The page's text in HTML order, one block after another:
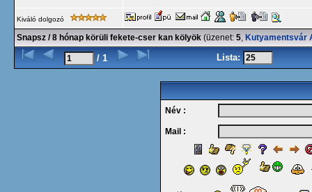
Kiváló dolgozó
Snapsz / 8 hónap körüli fekete-cser kan kölyök (üzenet: 5, Kutyamentsvár
/ 1 Lista:
Név :
Mail :